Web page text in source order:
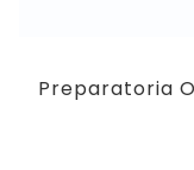
Preparatoria